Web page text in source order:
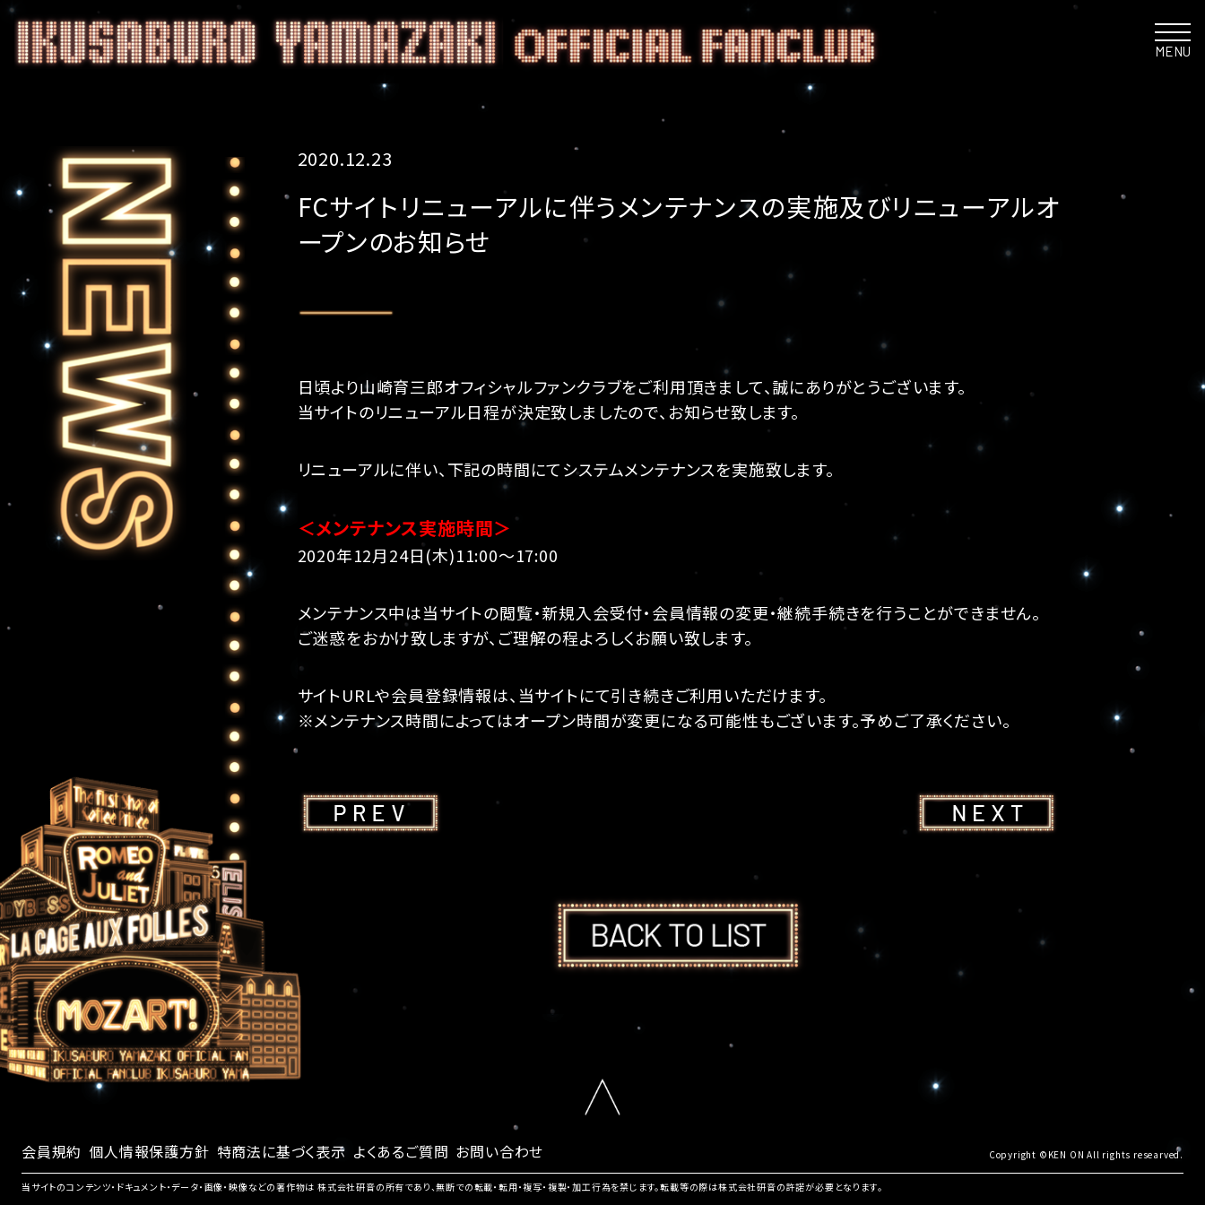
MENU
2020.12.23
FCサイトリニューアルに伴うメンテナンスの実施及びリニューアルオ
ープンのお知らせ
日頃より山崎育三郎オフィシャルファンクラブをご利用頂きまして、誠にありがとうございます。
当サイトのリニューアル日程が決定致しましたので、お知らせ致します。
リニューアルに伴い、下記の時間にてシステムメンテナンスを実施致します。
＜メンテナンス実施時間＞
2020年12月24日(木)11:00～17:00
メンテナンス中は当サイトの閲覧・新規入会受付・会員情報の変更・継続手続きを行うことができません。
ご迷惑をおかけ致しますが、ご理解の程よろしくお願い致します。
サイトURLや会員登録情報は、当サイトにて引き続きご利用いただけます。
※メンテナンス時間によってはオープン時間が変更になる可能性もございます。予めご了承ください。
会員規約 個人情報保護方針 特商法に基づく表示 よくあるご質問 お問い合わせ Copyright ©KEN ON All rights researved.
当サイトのコンテンツ・ドキュメント・データ・画像・映像などの著作物は 株式会社研音の所有であり、無断での転載・転用・複写・複製・加工行為を禁じます。転載等の際は株式会社研音の許諾が必要となります。